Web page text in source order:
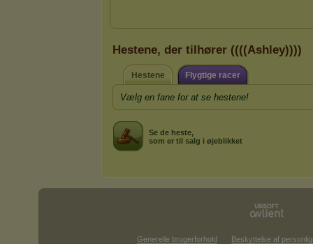
Hestene, der tilhører ((((Ashley))))
Hestene Flygtige racer
Vælg en fane for at se hestene!
Se de heste,
som er til salg i øjeblikket
Generelle brugerforhold Beskyttelse af